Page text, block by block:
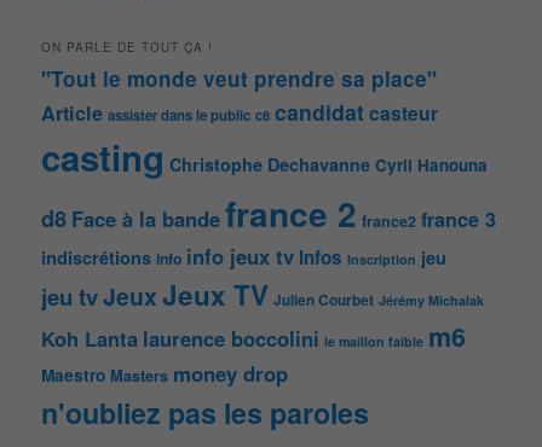
ON PARLE DE TOUT ÇA !
"Tout le monde veut prendre sa place"
Article assister dans le public c8 candidatcasteur
casting Christophe Dechavanne Cyril Hanouna
d8 Face à la bandefrance 2 france2 france 3
indiscrétions info info jeux tv Infos Inscription jeu
jeu tvJeuxJeux TV Julien Courbet Jérémy Michalak
Koh Lanta laurence boccolini le maillon faible m6
Maestro Masters money drop
n'oubliez pas les paroles